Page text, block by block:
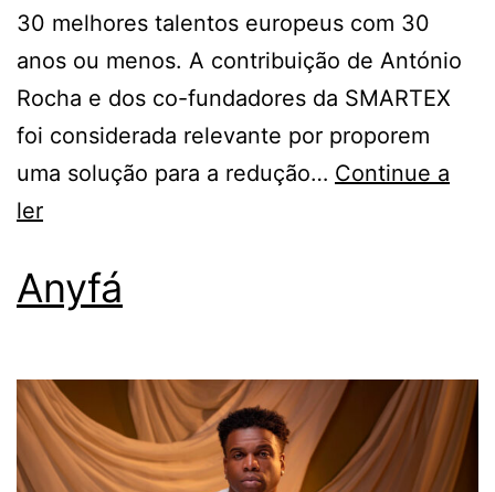
30 melhores talentos europeus com 30
anos ou menos. A contribuição de António
Rocha e dos co-fundadores da SMARTEX
foi considerada relevante por proporem
uma solução para a redução… Continue a
ler
Anyfá